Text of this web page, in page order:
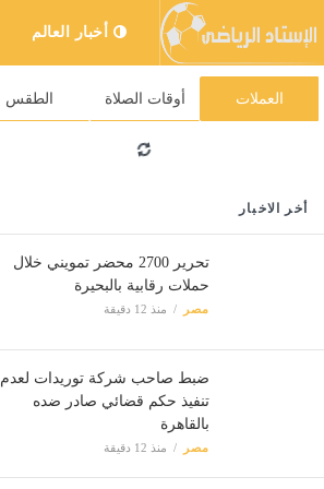
أخبار العالم
العملات أوقات الصلاة الطقس
أخر الاخبار
تحرير 2700 محضر تمويني خلال
حملات رقابية بالبحيرة
مصر منذ 12 دقيقة
ضبط صاحب شركة توريدات لعدم
تنفيذ حكم قضائي صادر ضده
بالقاهرة
مصر منذ 12 دقيقة